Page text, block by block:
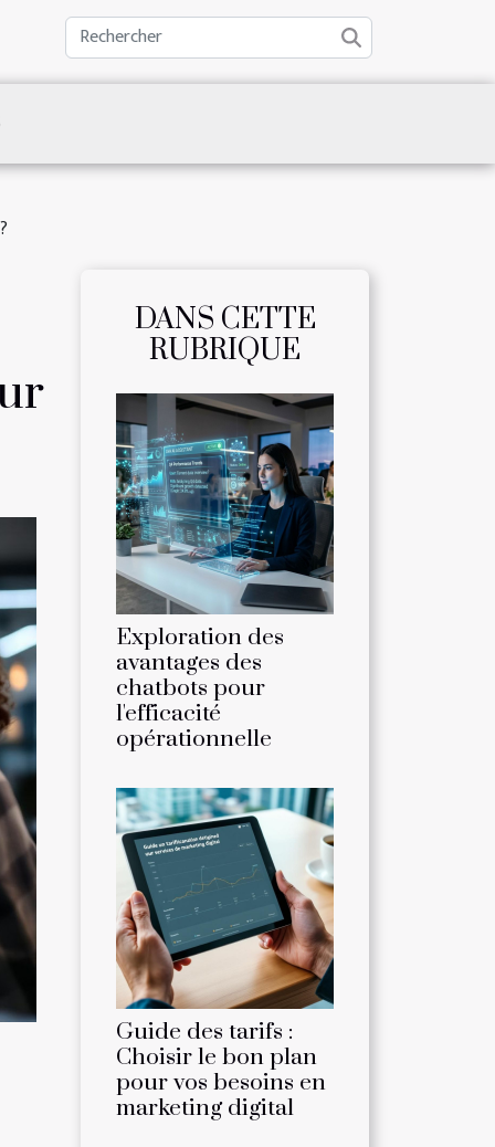
DANS CETTE
RUBRIQUE
Exploration des
avantages des
chatbots pour
l'efficacité
opérationnelle
Guide des tarifs :
Choisir le bon plan
pour vos besoins en
marketing digital